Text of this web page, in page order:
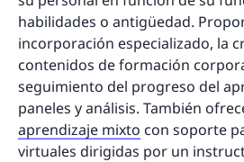
habilidades o antigüedad.
incorporación especializado, la
contenidos de formación
seguimiento del progreso del
paneles y análisis. También
aprendizaje mixto con soporte
virtuales dirigidas por un